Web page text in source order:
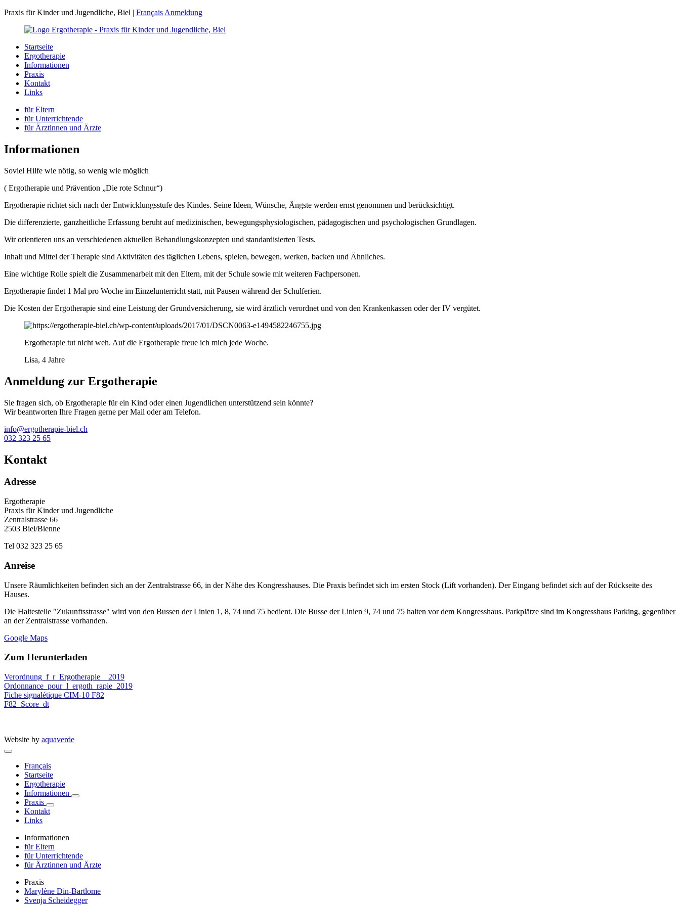
Praxis für Kinder und Jugendliche, Biel | Français Anmeldung
Startseite
Ergotherapie
Informationen
Praxis
Kontakt
Links
für Eltern
für Unterrichtende
für Ärztinnen und Ärzte
Informationen
Soviel Hilfe wie nötig, so wenig wie möglich
( Ergotherapie und Prävention „Die rote Schnur“)
Ergotherapie richtet sich nach der Entwicklungsstufe des Kindes. Seine Ideen, Wünsche, Ängste werden ernst genommen und berücksichtigt.
Die differenzierte, ganzheitliche Erfassung beruht auf medizinischen, bewegungsphysiologischen, pädagogischen und psychologischen Grundlagen.
Wir orientieren uns an verschiedenen aktuellen Behandlungskonzepten und standardisierten Tests.
Inhalt und Mittel der Therapie sind Aktivitäten des täglichen Lebens, spielen, bewegen, werken, backen und Ähnliches.
Eine wichtige Rolle spielt die Zusammenarbeit mit den Eltern, mit der Schule sowie mit weiteren Fachpersonen.
Ergotherapie findet 1 Mal pro Woche im Einzelunterricht statt, mit Pausen während der Schulferien.
Die Kosten der Ergotherapie sind eine Leistung der Grundversicherung, sie wird ärztlich verordnet und von den Krankenkassen oder der IV vergütet.
Ergotherapie tut nicht weh. Auf die Ergotherapie freue ich mich jede Woche.
Lisa, 4 Jahre
Anmeldung zur Ergotherapie
Sie fragen sich, ob Ergotherapie für ein Kind oder einen Jugendlichen unterstützend sein könnte?
Wir beantworten Ihre Fragen gerne per Mail oder am Telefon.
info@ergotherapie-biel.ch
032 323 25 65
Kontakt
Adresse
Ergotherapie
Praxis für Kinder und Jugendliche
Zentralstrasse 66
2503 Biel/Bienne
Tel 032 323 25 65
Anreise
Unsere Räumlichkeiten befinden sich an der Zentralstrasse 66, in der Nähe des Kongresshauses. Die Praxis befindet sich im ersten Stock (Lift vorhanden). Der Eingang befindet sich auf der Rückseite des
Hauses.
Die Haltestelle "Zukunftsstrasse" wird von den Bussen der Linien 1, 8, 74 und 75 bedient. Die Busse der Linien 9, 74 und 75 halten vor dem Kongresshaus. Parkplätze sind im Kongresshaus Parking, gegenüber
an der Zentralstrasse vorhanden.
Google Maps
Zum Herunterladen
Verordnung_f_r_Ergotherapie__2019
Ordonnance_pour_l_ergoth_rapie_2019
Fiche signalétique CIM-10 F82
F82_Score_dt
Website by aquaverde
Français
Startseite
Ergotherapie
Informationen
Praxis
Kontakt
Links
Informationen
für Eltern
für Unterrichtende
für Ärztinnen und Ärzte
Praxis
Marylène Din-Bartlome
Svenja Scheidegger